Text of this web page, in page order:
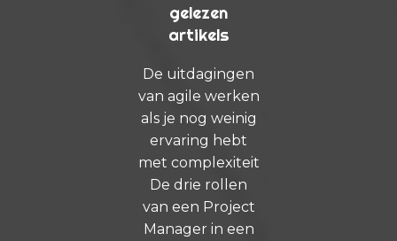
gelezen
artikels
De uitdagingen
van agile werken
als je nog weinig
ervaring hebt
met complexiteit
De drie rollen
van een Project
Manager in een